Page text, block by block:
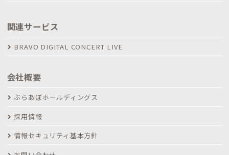
関連サービス
BRAVO DIGITAL CONCERT LIVE
会社概要
ぶらあぼホールディングス
採用情報
情報セキュリティ基本方針